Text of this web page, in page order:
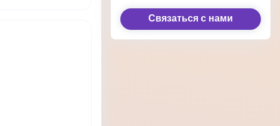
Связаться с нами